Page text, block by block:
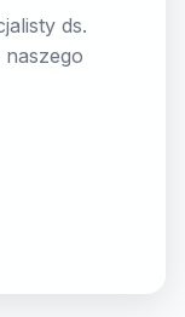
ds.
naszego